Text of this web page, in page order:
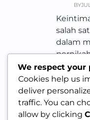
BY
salah
dalam
We respect your
Cookies help us
deliver
traffic. You can
allow by clicking